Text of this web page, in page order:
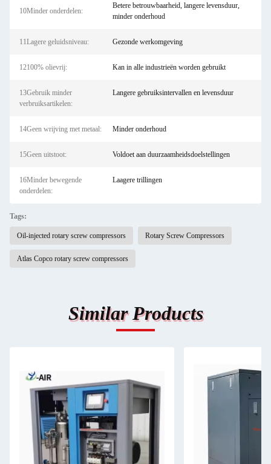
10Minder onderdelen:
Betere betrouwbaarheid, langere levensduur,
minder onderhoud
11Lagere geluidsniveau: Gezonde werkomgeving
12100% olievrij: Kan in alle industrieën worden gebruikt
13Gebruik minder
verbruiksartikelen:
Langere gebruiksintervallen en levensduur
14Geen wrijving met metaal: Minder onderhoud
15Geen uitstoot: Voldoet aan duurzaamheidsdoelstellingen
16Minder bewegende
onderdelen:
Laagere trillingen
Tags:
Oil-injected rotary screw compressors Rotary Screw Compressors
Atlas Copco rotary screw compressors
Similar Products